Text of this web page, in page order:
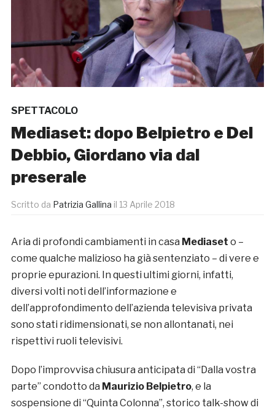
SPETTACOLO
Mediaset: dopo Belpietro e Del
Debbio, Giordano via dal
preserale
Scritto da Patrizia Gallina il 13 Aprile 2018
Aria di profondi cambiamenti in casa Mediaset o –
come qualche malizioso ha già sentenziato – di vere e
proprie epurazioni. In questi ultimi giorni, infatti,
diversi volti noti dell’informazione e
dell’approfondimento dell’azienda televisiva privata
sono stati ridimensionati, se non allontanati, nei
rispettivi ruoli televisivi.
Dopo l’improvvisa chiusura anticipata di “Dalla vostra
parte” condotto da Maurizio Belpietro, e la
sospensione di “Quinta Colonna”, storico talk-show di